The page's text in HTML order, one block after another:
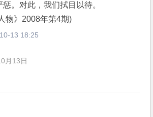
。对此，我们拭目以待。
物》2008年第4期)
13 18:25
月13日